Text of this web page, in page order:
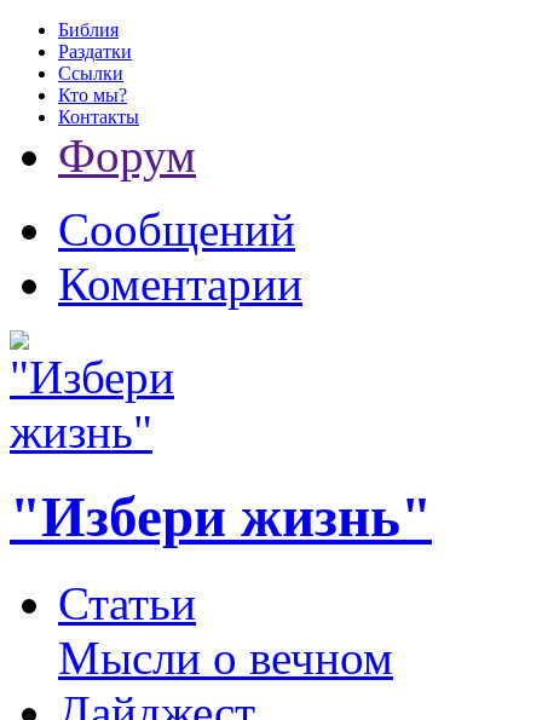
Библия
Раздатки
Ссылки
Кто мы?
Контакты
Форум
Сообщений
Коментарии
"Избери жизнь"
Статьи
Мысли о вечном